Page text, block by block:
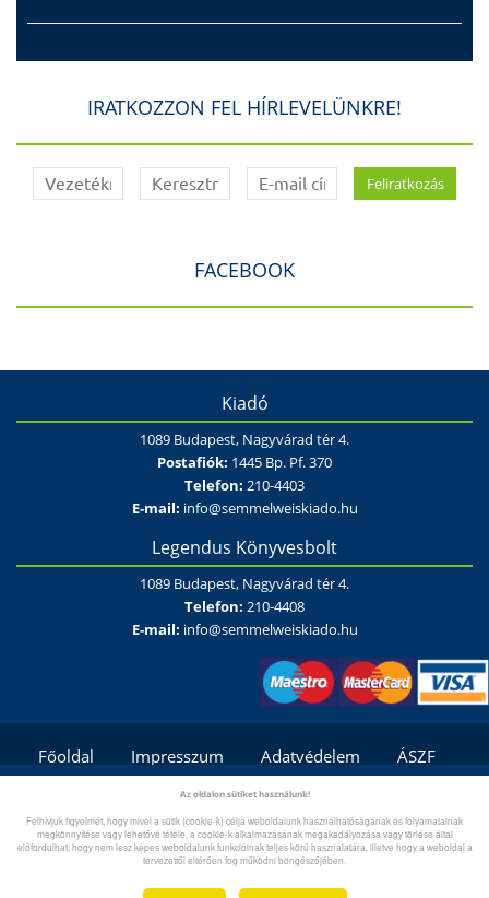
Az oldalon sütiket használunk!
Felhívjuk figyelmét, hogy mivel a sütik (cookie-k) célja weboldalunk használhatóságának és folyamatainak
megkönnyítése vagy lehetővé tétele, a cookie-k alkalmazásának megakadályozása vagy törlése által
előfordulhat, hogy nem lesz képes weboldalunk funkcióinak teljes körű használatára, illetve hogy a weboldal a
tervezettől eltérően fog működni böngészőjében.
IRATKOZZON FEL HÍRLEVELÜNKRE!
FACEBOOK
Kiadó
1089 Budapest, Nagyvárad tér 4.
Postafiók: 1445 Bp. Pf. 370
Telefon: 210-4403
E-mail: info@semmelweiskiado.hu
Legendus Könyvesbolt
1089 Budapest, Nagyvárad tér 4.
Telefon: 210-4408
E-mail: info@semmelweiskiado.hu
Főoldal Impresszum Adatvédelem
ÁSZF
Fizetési és szállítási feltételek/módok
Gyík/Súgó